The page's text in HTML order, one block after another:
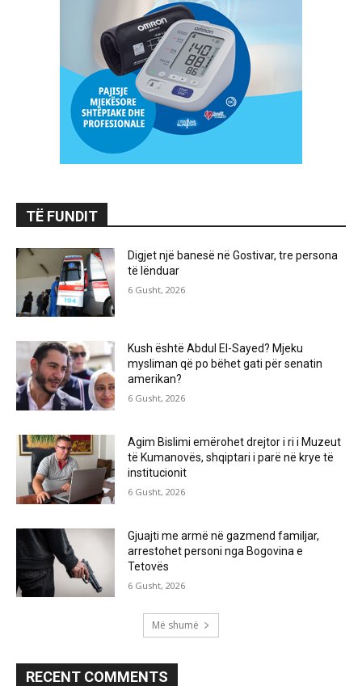
TË FUNDIT
Digjet një banesë në Gostivar, tre persona
të lënduar
6 Gusht, 2026
Kush është Abdul El-Sayed? Mjeku
mysliman që po bëhet gati për senatin
amerikan?
6 Gusht, 2026
Agim Bislimi emërohet drejtor i ri i Muzeut
të Kumanovës, shqiptari i parë në krye të
institucionit
6 Gusht, 2026
Gjuajti me armë në gazmend familjar,
arrestohet personi nga Bogovina e
Tetovës
6 Gusht, 2026
Më shumë
RECENT COMMENTS